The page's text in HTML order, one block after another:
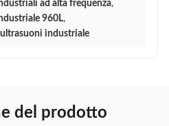
ad alta frequenza,
960L,
industriale
del prodotto